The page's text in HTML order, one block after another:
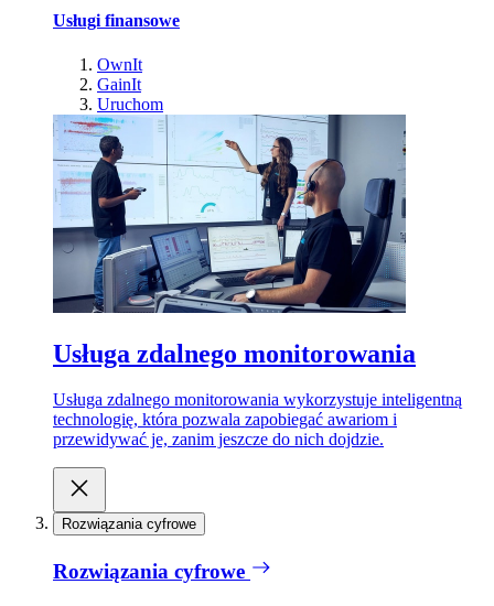
Usługi finansowe
OwnIt
GainIt
Uruchom
Usługa zdalnego monitorowania
Usługa zdalnego monitorowania wykorzystuje inteligentną
technologię, która pozwala zapobiegać awariom i
przewidywać je, zanim jeszcze do nich dojdzie.
Rozwiązania cyfrowe
Rozwiązania cyfrowe